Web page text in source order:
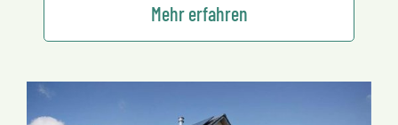
Mehr erfahren